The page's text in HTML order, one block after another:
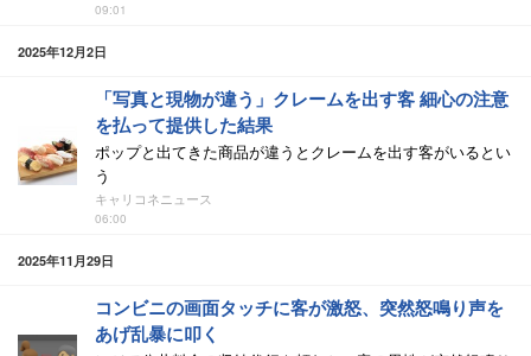
09:01
2025年12月2日
「写真と現物が違う」クレームを出す客 細心の注意
を払って提供した結果
ポップと出てきた商品が違うとクレームを出す客がいるとい
う
キャリコネニュース
06:00
2025年11月29日
コンビニの画面タッチに客が激怒、突然怒鳴り声を
あげ乱暴に叩く